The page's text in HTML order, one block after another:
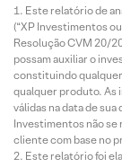
Este relatório de
(“XP Investimentos
Resolução CVM 20/
possam auxiliar o
constituindo
qualquer produto. As
válidas na data de
Investimentos não se
cliente com base no
Este relatório foi